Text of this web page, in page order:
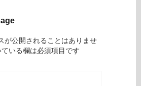
が公開されることはありませ
いる欄は必須項目です